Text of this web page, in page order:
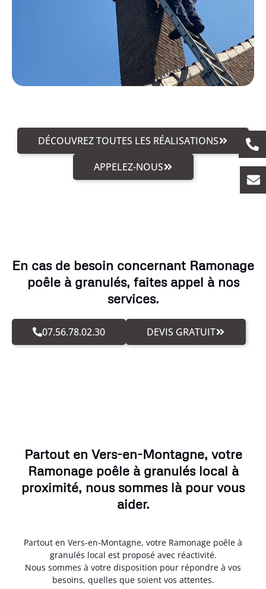
DÉCOUVREZ TOUTES LES RÉALISATIONS
APPELEZ-NOUS
En cas de besoin concernant Ramonage
poêle à granulés, faites appel à nos
services.
07.56.78.02.30 DEVIS GRATUIT
Partout en Vers-en-Montagne, votre
Ramonage poêle à granulés local à
proximité, nous sommes là pour vous
aider.
Partout en Vers-en-Montagne, votre Ramonage poêle à
granulés local est proposé avec réactivité.
Nous sommes à votre disposition pour répondre à vos
besoins, quelles que soient vos attentes.